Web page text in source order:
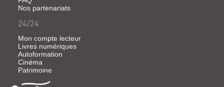
froide.
Ancien
militant
anti-
apartheid,
s'est
retrouvé
sans
emploi
Nos partenariats
24/24
Mon compte lecteur
Livres numériques
Autoformation
Cinéma
Patrimoine